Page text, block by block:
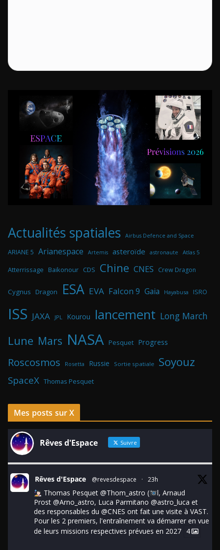
Actualités spatiales Airbus Defence and Space
ARIANE 5 Arianespace Artemis asteroïde astronaute Atlas 5
Atterrissage Baikonour CDS Chine CNES Crew Dragon
Cygnus Dragon ESA EVA Falcon 9 Gaia Hayabusa ISRO
ISS JAXA JPL Kourou lancement Long March
Lune Mars NASA Pesquet Progress
Roscosmos Rosetta Russie Sortie spatiale Soyouz
SpaceX Thomas Pesquet
Mes posts sur X
Rêves d'Espace Suivre
Rêves d'Espace @revesdespace · 23h
Thomas Pesquet @Thom_astro (
l, Arnaud
Prost @Arno_astro, Luca Parmitano @astro_luca et
des responsables du @CNES ont fait une visite à VAST.
Pour les 2 premiers, l'entraînement va démarrer en vue
de leurs missions respectives prévues en 2027 4